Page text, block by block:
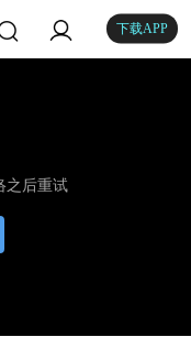
下载APP
之后重试